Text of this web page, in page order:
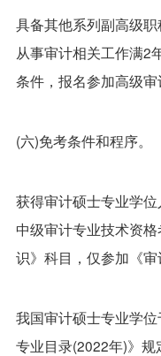
具备其他系列副高级
从事审计相关工作满2
条件，报名参加高级审
(六)免考条件和程序。
获得审计硕士专业学
中级审计专业技术资
识》科目，仅参加《审
我国审计硕士专业学
专业目录(2022年)》